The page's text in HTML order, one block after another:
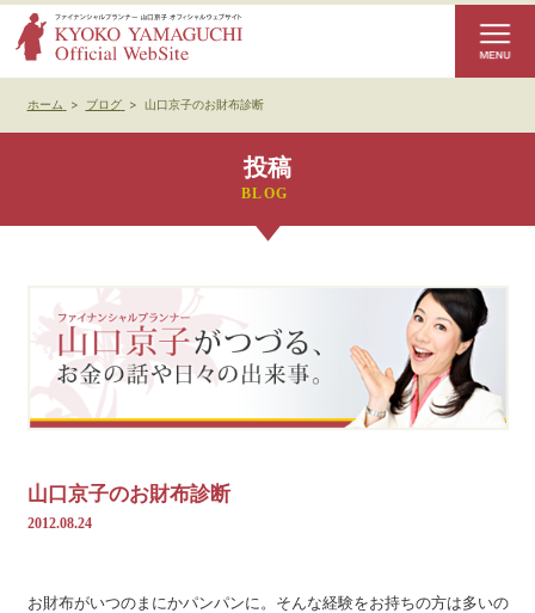
ホーム > ブログ > 山口京子のお財布診断
投稿
山口京子のお財布診断
2012.08.24
お財布がいつのまにかパンパンに。そんな経験をお持ちの方は多いの